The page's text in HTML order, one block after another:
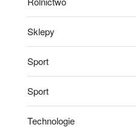
Sklepy
Sport
Sport
Technologie